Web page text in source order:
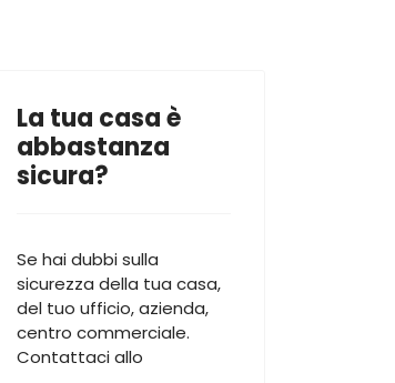
La tua casa è
abbastanza
sicura?
Se hai dubbi sulla
sicurezza della tua casa,
del tuo ufficio, azienda,
centro commerciale.
Contattaci allo